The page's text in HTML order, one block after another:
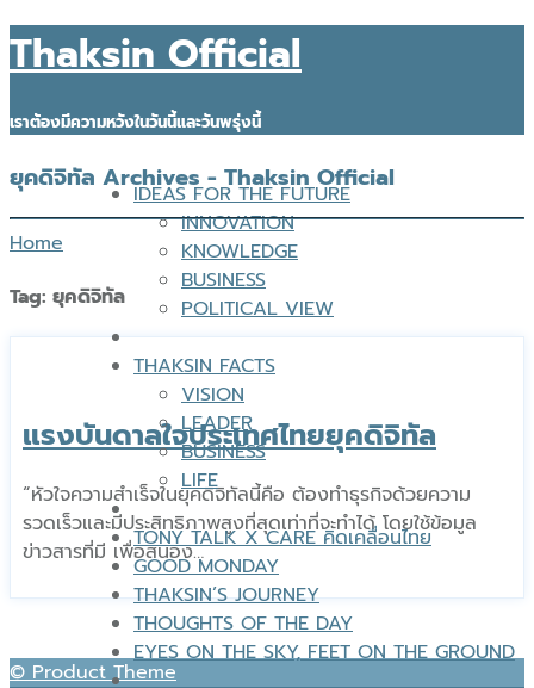
Thaksin Official
เราต้องมีความหวังในวันนี้และวันพรุ่งนี้
IDEAS FOR THE FUTURE
INNOVATION
KNOWLEDGE
BUSINESS
POLITICAL VIEW
THAKSIN FACTS
VISION
LEADER
BUSINESS
LIFE
TONY TALK X CARE คิดเคลื่อนไทย
GOOD MONDAY
THAKSIN’S JOURNEY
THOUGHTS OF THE DAY
EYES ON THE SKY, FEET ON THE GROUND
ยุคดิจิทัล Archives - Thaksin Official
Home
Tag: ยุคดิจิทัล
แรงบันดาลใจประเทศไทยยุคดิจิทัล
“หัวใจความสำเร็จในยุคดิจิทัลนี้คือ ต้องทำธุรกิจด้วยความ
รวดเร็วและมีประสิทธิภาพสูงที่สุดเท่าที่จะทำได้ โดยใช้ข้อมูล
ข่าวสารที่มี เพื่อสนอง…
© Product Theme